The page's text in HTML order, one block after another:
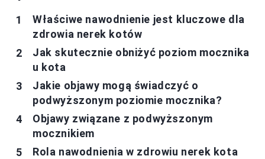
Właściwe nawodnienie jest kluczowe dla
zdrowia nerek kotów
Jak skutecznie obniżyć poziom mocznika
u kota
Jakie objawy mogą świadczyć o
podwyższonym poziomie mocznika?
Objawy związane z podwyższonym
mocznikiem
Rola nawodnienia w zdrowiu nerek kota